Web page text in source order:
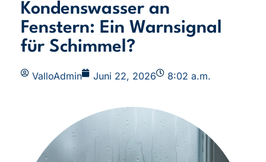
Kondenswasser an
Fenstern: Ein Warnsignal
für Schimmel?
ValloAdmin Juni 22, 2026 8:02 a.m.